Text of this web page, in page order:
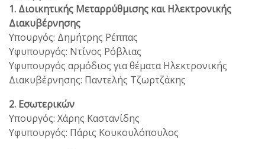
1. Διοικητικής Μεταρρύθμισης και Ηλεκτρονικής
Διακυβέρνησης
Υπουργός: Δημήτρης Ρέππας
Υφυπουργός: Ντίνος Ρόβλιας
Υφυπουργός αρμόδιος για θέματα Ηλεκτρονικής
Διακυβέρνησης: Παντελής Τζωρτζάκης
2. Εσωτερικών
Υπουργός: Χάρης Καστανίδης
Υφυπουργός: Πάρις Κουκουλόπουλος